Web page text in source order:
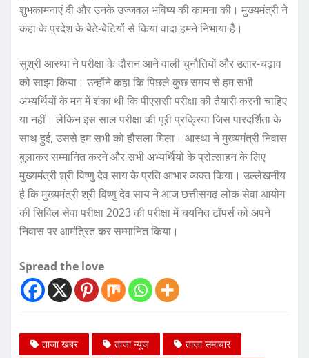
शुभकामनाएं दी और उनके उज्जवल भविष्य की कामना की। मुख्यमंत्री ने
कहा के प्रदेश के बेटे-बेटियों से किया वादा हमने निभाया है।
सुश्री आस्था ने परीक्षा के दौरान आने वाली चुनौतियों और उतार-चढ़ाव
को साझा किया। उन्होंने कहा कि पिछले कुछ समय से हम सभी
अभ्यर्थियों के मन में शंका थी कि पीएससी परीक्षा की तैयारी करनी चाहिए
या नहीं। लेकिन इस साल परीक्षा की पूरी प्रक्रिया जिस पारदर्शिता के
साथ हुई, उससे हम सभी को हौसला मिला। आस्था ने मुख्यमंत्री निवास
बुलाकर सम्मानित करने और सभी अभ्यर्थियों के प्रोत्साहन के लिए
मुख्यमंत्री श्री विष्णु देव साय के प्रति आभार व्यक्त किया। उल्लेखनीय
है कि मुख्यमंत्री श्री विष्णु देव साय ने आज छत्तीसगढ़ लोक सेवा आयोग
की सिविल सेवा परीक्षा 2023 की परीक्षा में चयनित टॉपर्स को अपने
निवास पर आमंत्रित कर सम्मानित किया।
Spread the love
ताजा खबर ताजा न्यूज
ताज़ा समाचार